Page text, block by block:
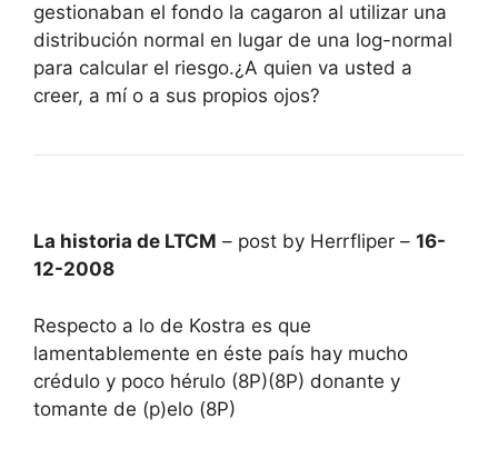
gestionaban el fondo la cagaron al utilizar una
distribución normal en lugar de una log-normal
para calcular el riesgo.¿A quien va usted a
creer, a mí o a sus propios ojos?
La historia de LTCM – post by Herrfliper – 16-
12-2008
Respecto a lo de Kostra es que
lamentablemente en éste país hay mucho
crédulo y poco hérulo (8P)(8P) donante y
tomante de (p)elo (8P)